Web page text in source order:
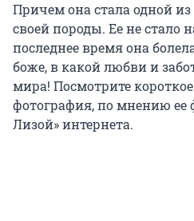
Причем она стала одной
своей породы. Ее не стало
последнее время она
боже, в какой любви и
мира! Посмотрите
фотография, по мнению ее
Лизой» интернета.